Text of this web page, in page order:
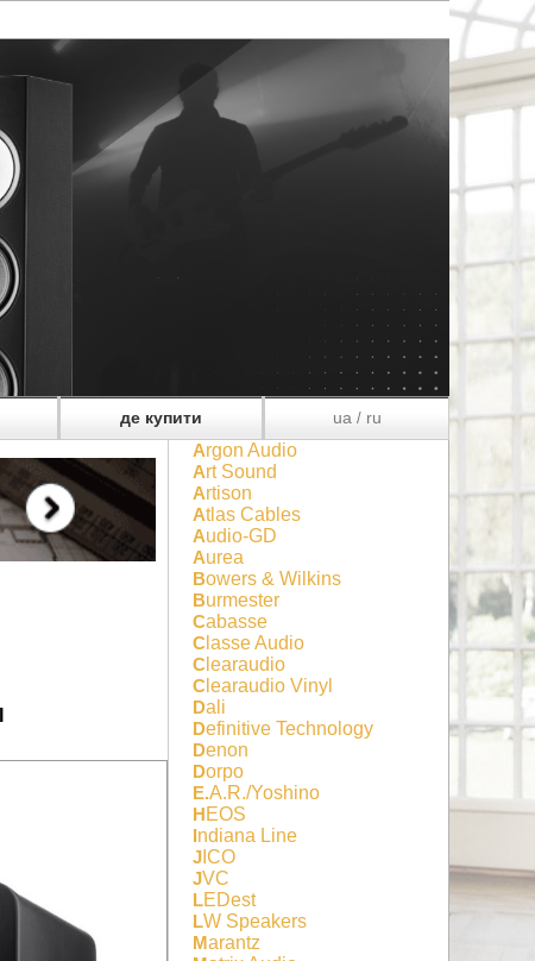
де купити ua/ ru
Argon Audio
Art Sound
Artison
Atlas Cables
Audio-GD
Aurea
Bowers & Wilkins
Burmester
Cabasse
Classe Audio
Clearaudio
Clearaudio Vinyl
Dali
Definitive Technology
Denon
Dorpo
E.A.R./Yoshino
HEOS
Indiana Line
JICO
JVC
LEDest
LW Speakers
Marantz